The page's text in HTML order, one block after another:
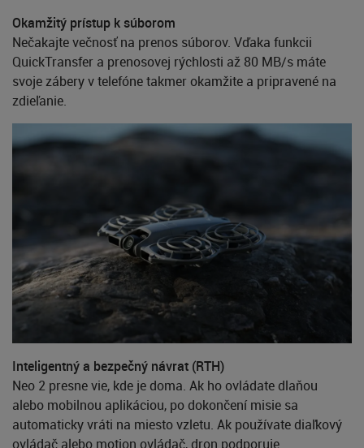
Okamžitý prístup k súborom
Nečakajte večnosť na prenos súborov. Vďaka funkcii
QuickTransfer a prenosovej rýchlosti až 80 MB/s máte
svoje zábery v telefóne takmer okamžite a pripravené na
zdieľanie.
Inteligentný a bezpečný návrat (RTH)
Neo 2 presne vie, kde je doma. Ak ho ovládate dlaňou
alebo mobilnou aplikáciou, po dokončení misie sa
automaticky vráti na miesto vzletu. Ak používate diaľkový
ovládač alebo motion ovládač, dron podporuje